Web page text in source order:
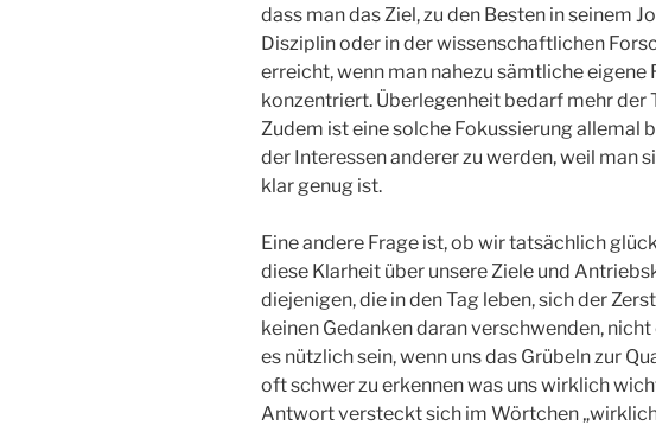
dass man das Ziel, zu den Besten in seinem
Disziplin oder in der wissenschaftlichen
erreicht, wenn man nahezu sämtliche eigene
konzentriert. Überlegenheit bedarf mehr der
Zudem ist eine solche Fokussierung allemal
der Interessen anderer zu werden, weil man
klar genug ist.
Eine andere Frage ist, ob wir tatsächlich
diese Klarheit über unsere Ziele und
diejenigen, die in den Tag leben, sich der
keinen Gedanken daran verschwenden,
es nützlich sein, wenn uns das Grübeln zur
oft schwer zu erkennen was uns wirklich
Antwort versteckt sich im Wörtchen